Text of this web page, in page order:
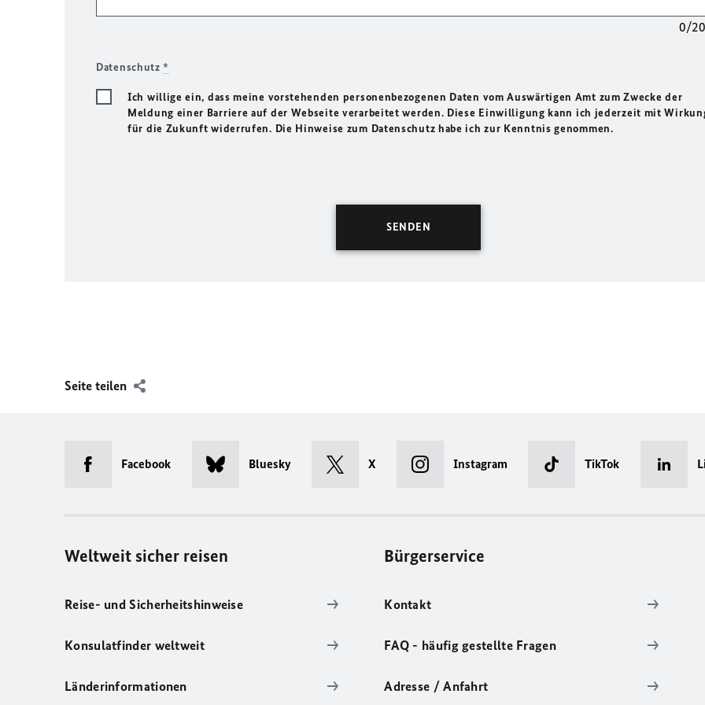
0/
Datenschutz*
Ich willige ein, dass meine vorstehenden personenbezogenen Daten vom Auswärtigen Amt zum Zwecke der
Meldung einer Barriere auf der Webseite verarbeitet werden. Diese Einwilligung kann ich jederzeit mit
für die Zukunft widerrufen. Die Hinweise zum Datenschutz habe ich zur Kenntnis genommen.
Seite teilen
Facebook Bluesky X Instagram TikTok
Weltweit sicher reisen
Reise- und Sicherheitshinweise
Konsulatfinder weltweit
Länderinformationen
Bürgerservice
Kontakt
FAQ - häufig gestellte Fragen
Adresse / Anfahrt